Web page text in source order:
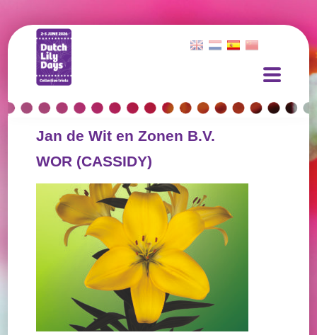
Jan de Wit en Zonen B.V.
WOR (CASSIDY)